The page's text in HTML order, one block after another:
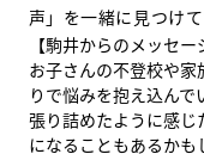
声」を一緒に見つけて
【駒井からのメッセー
お子さんの不登校や家
りで悩みを抱え込ん
張り詰めたように感じ
になることもあるかも